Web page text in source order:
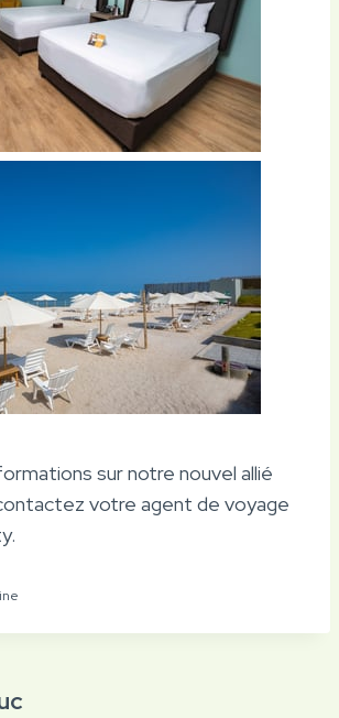
sur notre nouvel allié
votre agent de voyage